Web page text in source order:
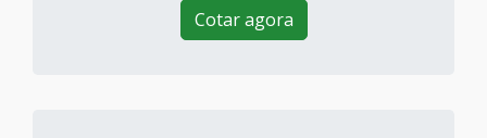
Cotar agora